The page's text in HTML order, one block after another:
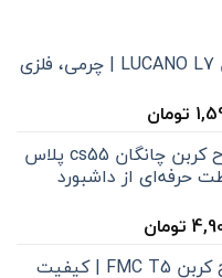
قاب ریموت طرح هرمس LUCANO L7 | چرمی، فلزی
2,000,000 تومان
تومانقیمت
1,590,000 تومان
است.
روداشبوردی سه‌ لایه طرح کربن چانگان cs55 پلاس
حرفه‌ای از داشبورد
7,000,000 تومان
تومانقیمت
4,900,000 تومان
روداشبوردی سه‌لایه طرح کربن FMC T5 | کیفیت